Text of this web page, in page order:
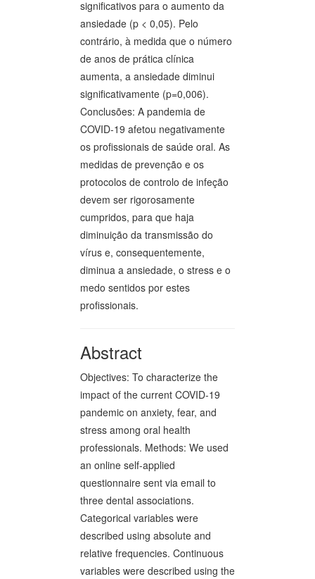
significativos para o aumento da
ansiedade (p < 0,05). Pelo
contrário, à medida que o número
de anos de prática clínica
aumenta, a ansiedade diminui
significativamente (p=0,006).
Conclusões: A pandemia de
COVID-19 afetou negativamente
os profissionais de saúde oral. As
medidas de prevenção e os
protocolos de controlo de infeção
devem ser rigorosamente
cumpridos, para que haja
diminuição da transmissão do
vírus e, consequentemente,
diminua a ansiedade, o stress e o
medo sentidos por estes
profissionais.
Abstract
Objectives: To characterize the
impact of the current COVID-19
pandemic on anxiety, fear, and
stress among oral health
professionals. Methods: We used
an online self-applied
questionnaire sent via email to
three dental associations.
Categorical variables were
described using absolute and
relative frequencies. Continuous
variables were described using the